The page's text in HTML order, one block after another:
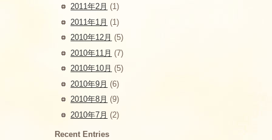
2011年2月 (1)
2011年1月 (1)
2010年12月 (5)
2010年11月 (7)
2010年10月 (5)
2010年9月 (6)
2010年8月 (9)
2010年7月 (2)
Recent Entries